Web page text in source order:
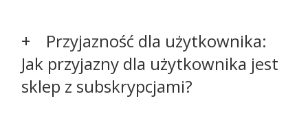
Przyjazność dla użytkownika:
Jak przyjazny dla użytkownika jest
sklep z subskrypcjami?